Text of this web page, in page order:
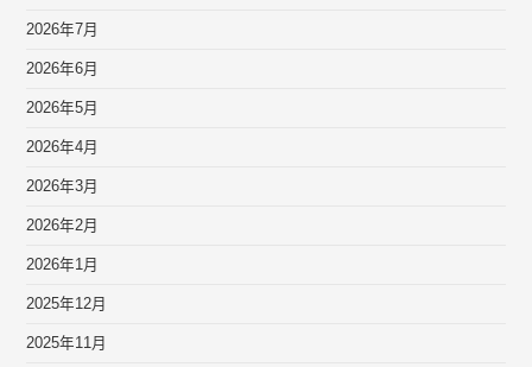
2026年7月
2026年6月
2026年5月
2026年4月
2026年3月
2026年2月
2026年1月
2025年12月
2025年11月